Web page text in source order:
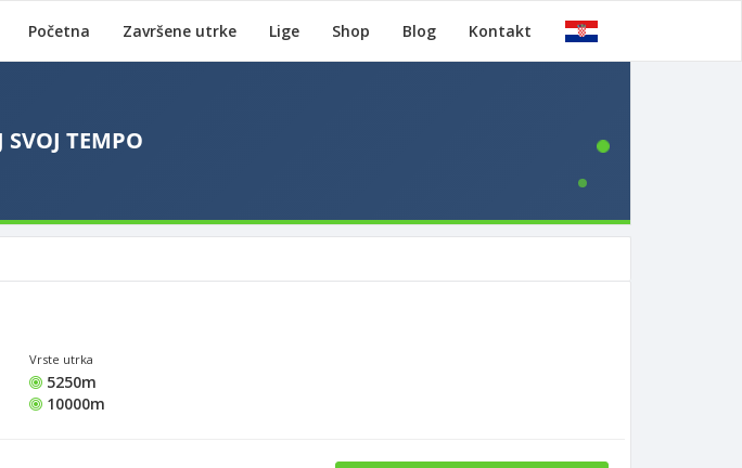
Početna Završene utrke Lige Shop Blog Kontakt
Vrste utrka
5250m
10000m